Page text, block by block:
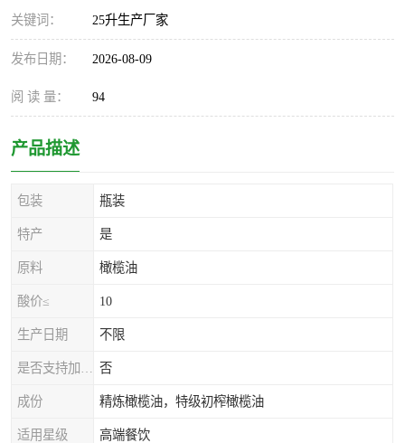
关键词： 25升生产厂家
发布日期： 2026-08-09
阅 读 量： 94
产品描述
包装 瓶装
特产 是
原料 橄榄油
酸价≤ 10
生产日期 不限
否
成份 精炼橄榄油，特级初榨橄榄油
适用星级 高端餐饮